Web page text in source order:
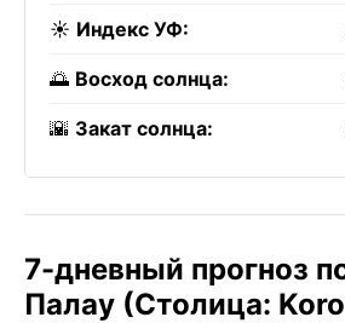
☀️ Индекс УФ:
🌅 Восход солнца:
🌇 Закат солнца:
7-дневный прогноз
Палау (Столица: